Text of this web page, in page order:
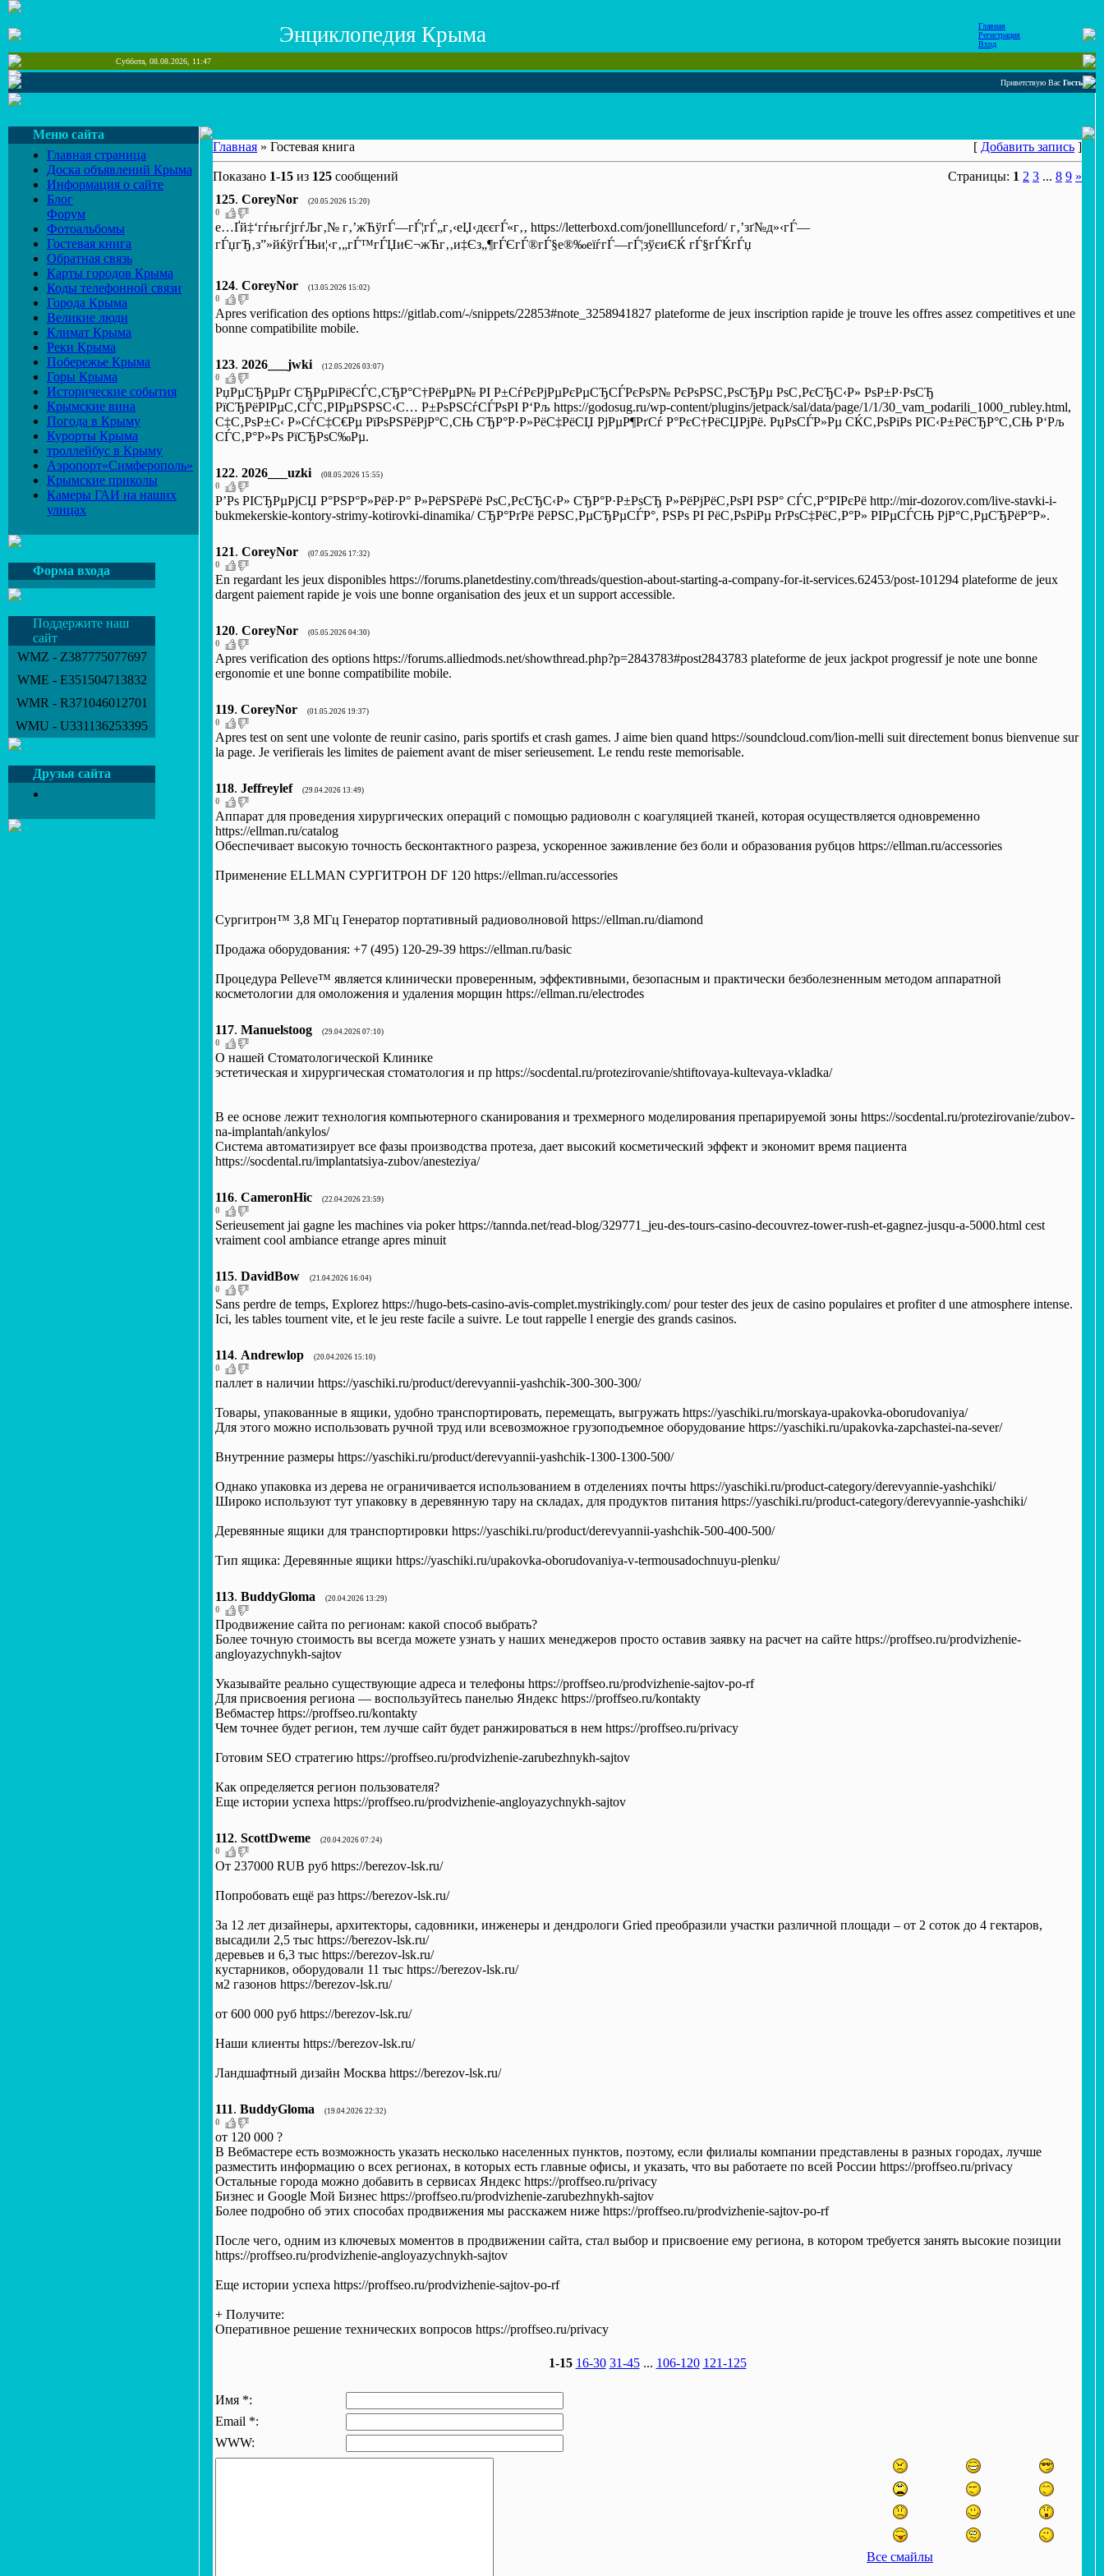
Энциклопедия Крыма
Главная
Регистрация
Вход
Суббота, 08.08.2026, 11:47
Приветствую Вас Гость
Меню сайта
Главная страница
Доска объявлений Крыма
Информация о сайте
Блог
Форум
Фотоальбомы
Гостевая книга
Обратная связь
Карты городов Крыма
Коды телефонной связи
Города Крыма
Великие люди
Климат Крыма
Реки Крыма
Побережье Крыма
Горы Крыма
Исторические события
Крымские вина
Погода в Крыму
Курорты Крыма
троллейбус в Крыму
Аэропорт«Симферополь»
Крымские приколы
Камеры ГАИ на наших
улицах
Форма входа
Поддержите наш
сайт
WMZ - Z387775077697
WME - E351504713832
WMR - R371046012701
WMU - U331136253395
Друзья сайта
Главная » Гостевая книга [ Добавить запись ]
Страницы: 1 2 3 ... 8 9 »
Показано 1-15 из 125 сообщений
125. CoreyNor (20.05.2026 15:20)
0
е…Ґй‡‘гѓњгѓјгѓЉг‚№ г‚’жЋўгЃ—гЃ¦гЃ„г‚‹еЏ‹дєєгЃ«г‚‚ https://letterboxd.com/jonelllunceford/ г‚’зґ№д»‹гЃ—
гЃџгЂ‚з”»йќўгЃЊи¦‹г‚„гЃ™гЃЏиЄ¬жЋг‚‚и‡Єз„¶гЃЄгЃ®гЃ§е®‰еїѓгЃ—гЃ¦зўєиЄЌ гЃ§гЃЌгЃџ
124. CoreyNor (13.05.2026 15:02)
0
Apres verification des options https://gitlab.com/-/snippets/22853#note_3258941827 plateforme de jeux inscription rapide je trouve les offres assez competitives et une
bonne compatibilite mobile.
123. 2026___jwki (12.05.2026 03:07)
0
РџРµСЂРµРґ СЂРµРіРёСЃС‚СЂР°С†РёРµР№ РІ Р±СѓРєРјРµРєРµСЂСЃРєРѕР№ РєРѕРЅС‚РѕСЂРµ РѕС‚РєСЂС‹Р» РѕР±Р·РѕСЂ
РїСЂРёРІРµС‚СЃС‚РІРµРЅРЅС‹С… Р±РѕРЅСѓСЃРѕРІ Р‘Рљ https://godosug.ru/wp-content/plugins/jetpack/sal/data/page/1/1/30_vam_podarili_1000_rubley.html,
С‡С‚РѕР±С‹ Р»СѓС‡С€Рµ РїРѕРЅРёРјР°С‚СЊ СЂР°Р·Р»РёС‡РёСЏ РјРµР¶РґСѓ Р°РєС†РёСЏРјРё. РџРѕСЃР»Рµ СЌС‚РѕРіРѕ РІС‹Р±РёСЂР°С‚СЊ Р‘Рљ
СЃС‚Р°Р»Рѕ РїСЂРѕС‰Рµ.
122. 2026___uzki (08.05.2026 15:55)
0
Р’Рѕ РІСЂРµРјСЏ Р°РЅР°Р»РёР·Р° Р»РёРЅРёРё РѕС‚РєСЂС‹Р» СЂР°Р·Р±РѕСЂ Р»РёРјРёС‚РѕРІ РЅР° СЃС‚Р°РІРєРё http://mir-dozorov.com/live-stavki-i-
bukmekerskie-kontory-strimy-kotirovki-dinamika/ СЂР°РґРё РёРЅС‚РµСЂРµСЃР°, РЅРѕ РІ РёС‚РѕРіРµ РґРѕС‡РёС‚Р°Р» РІРµСЃСЊ РјР°С‚РµСЂРёР°Р».
121. CoreyNor (07.05.2026 17:32)
0
En regardant les jeux disponibles https://forums.planetdestiny.com/threads/question-about-starting-a-company-for-it-services.62453/post-101294 plateforme de jeux
dargent paiement rapide je vois une bonne organisation des jeux et un support accessible.
120. CoreyNor (05.05.2026 04:30)
0
Apres verification des options https://forums.alliedmods.net/showthread.php?p=2843783#post2843783 plateforme de jeux jackpot progressif je note une bonne
ergonomie et une bonne compatibilite mobile.
119. CoreyNor (01.05.2026 19:37)
0
Apres test on sent une volonte de reunir casino, paris sportifs et crash games. J aime bien quand https://soundcloud.com/lion-melli suit directement bonus bienvenue sur
la page. Je verifierais les limites de paiement avant de miser serieusement. Le rendu reste memorisable.
118. Jeffreylef (29.04.2026 13:49)
0
Аппарат для проведения хирургических операций с помощью радиоволн с коагуляцией тканей, которая осуществляется одновременно
https://ellman.ru/catalog
Обеспечивает высокую точность бесконтактного разреза, ускоренное заживление без боли и образования рубцов https://ellman.ru/accessories
Применение ELLMAN СУРГИТРОН DF 120 https://ellman.ru/accessories
Сургитрон™ 3,8 МГц Генератор портативный радиоволновой https://ellman.ru/diamond
Продажа оборудования: +7 (495) 120-29-39 https://ellman.ru/basic
Процедура Pelleve™ является клинически проверенным, эффективными, безопасным и практически безболезненным методом аппаратной
косметологии для омоложения и удаления морщин https://ellman.ru/electrodes
117. Manuelstoog (29.04.2026 07:10)
0
О нашей Стоматологической Клинике
эстетическая и хирургическая стоматология и пр https://socdental.ru/protezirovanie/shtiftovaya-kultevaya-vkladka/
В ее основе лежит технология компьютерного сканирования и трехмерного моделирования препарируемой зоны https://socdental.ru/protezirovanie/zubov-
na-implantah/ankylos/
Система автоматизирует все фазы производства протеза, дает высокий косметический эффект и экономит время пациента
https://socdental.ru/implantatsiya-zubov/anesteziya/
116. CameronHic (22.04.2026 23:59)
0
Serieusement jai gagne les machines via poker https://tannda.net/read-blog/329771_jeu-des-tours-casino-decouvrez-tower-rush-et-gagnez-jusqu-a-5000.html cest
vraiment cool ambiance etrange apres minuit
115. DavidBow (21.04.2026 16:04)
0
Sans perdre de temps, Explorez https://hugo-bets-casino-avis-complet.mystrikingly.com/ pour tester des jeux de casino populaires et profiter d une atmosphere intense.
Ici, les tables tournent vite, et le jeu reste facile a suivre. Le tout rappelle l energie des grands casinos.
114. Andrewlop (20.04.2026 15:10)
0
паллет в наличии https://yaschiki.ru/product/derevyannii-yashchik-300-300-300/
Товары, упакованные в ящики, удобно транспортировать, перемещать, выгружать https://yaschiki.ru/morskaya-upakovka-oborudovaniya/
Для этого можно использовать ручной труд или всевозможное грузоподъемное оборудование https://yaschiki.ru/upakovka-zapchastei-na-sever/
Внутренние размеры https://yaschiki.ru/product/derevyannii-yashchik-1300-1300-500/
Однако упаковка из дерева не ограничивается использованием в отделениях почты https://yaschiki.ru/product-category/derevyannie-yashchiki/
Широко используют тут упаковку в деревянную тару на складах, для продуктов питания https://yaschiki.ru/product-category/derevyannie-yashchiki/
Деревянные ящики для транспортировки https://yaschiki.ru/product/derevyannii-yashchik-500-400-500/
Тип ящика: Деревянные ящики https://yaschiki.ru/upakovka-oborudovaniya-v-termousadochnuyu-plenku/
113. BuddyGloma (20.04.2026 13:29)
0
Продвижение сайта по регионам: какой способ выбрать?
Более точную стоимость вы всегда можете узнать у наших менеджеров просто оставив заявку на расчет на сайте https://proffseo.ru/prodvizhenie-
angloyazychnykh-sajtov
Указывайте реально существующие адреса и телефоны https://proffseo.ru/prodvizhenie-sajtov-po-rf
Для присвоения региона — воспользуйтесь панелью Яндекс https://proffseo.ru/kontakty
Вебмастер https://proffseo.ru/kontakty
Чем точнее будет регион, тем лучше сайт будет ранжироваться в нем https://proffseo.ru/privacy
Готовим SEO стратегию https://proffseo.ru/prodvizhenie-zarubezhnykh-sajtov
Как определяется регион пользователя?
Еще истории успеха https://proffseo.ru/prodvizhenie-angloyazychnykh-sajtov
112. ScottDweme (20.04.2026 07:24)
0
От 237000 RUB руб https://berezov-lsk.ru/
Попробовать ещё раз https://berezov-lsk.ru/
За 12 лет дизайнеры, архитекторы, садовники, инженеры и дендрологи Gried преобразили участки различной площади – от 2 соток до 4 гектаров,
высадили 2,5 тыс https://berezov-lsk.ru/
деревьев и 6,3 тыс https://berezov-lsk.ru/
кустарников, оборудовали 11 тыс https://berezov-lsk.ru/
м2 газонов https://berezov-lsk.ru/
от 600 000 руб https://berezov-lsk.ru/
Наши клиенты https://berezov-lsk.ru/
Ландшафтный дизайн Москва https://berezov-lsk.ru/
111. BuddyGloma (19.04.2026 22:32)
0
от 120 000 ?
В Вебмастере есть возможность указать несколько населенных пунктов, поэтому, если филиалы компании представлены в разных городах, лучше
разместить информацию о всех регионах, в которых есть главные офисы, и указать, что вы работаете по всей России https://proffseo.ru/privacy
Остальные города можно добавить в сервисах Яндекс https://proffseo.ru/privacy
Бизнес и Google Мой Бизнес https://proffseo.ru/prodvizhenie-zarubezhnykh-sajtov
Более подробно об этих способах продвижения мы расскажем ниже https://proffseo.ru/prodvizhenie-sajtov-po-rf
После чего, одним из ключевых моментов в продвижении сайта, стал выбор и присвоение ему региона, в котором требуется занять высокие позиции
https://proffseo.ru/prodvizhenie-angloyazychnykh-sajtov
Еще истории успеха https://proffseo.ru/prodvizhenie-sajtov-po-rf
+ Получите:
Оперативное решение технических вопросов https://proffseo.ru/privacy
1-15 16-30 31-45 ... 106-120 121-125
Имя *:
Email *:
WWW:
Все смайлы